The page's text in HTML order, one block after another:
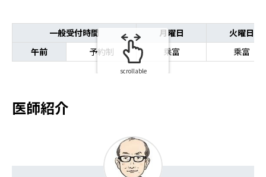
一般受付時間 月曜日
火曜日
午前
予約制 乘富 乘富
scrollable
医師紹介